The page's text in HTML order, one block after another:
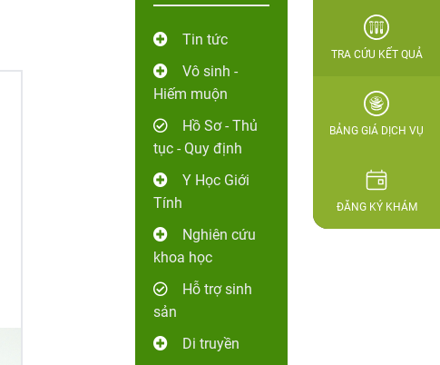
Tin tức
Vô sinh -
Hiếm muộn
Hồ Sơ - Thủ
tục - Quy định
Y Học Giới
Tính
Nghiên cứu
khoa học
Hỗ trợ sinh
sản
Di truyền
TRA CỨU KẾT QUẢ
BẢNG GIÁ DỊCH VỤ
ĐĂNG KÝ KHÁM